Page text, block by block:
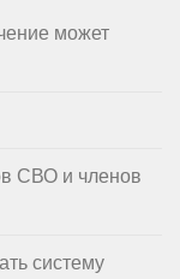
может
СВО и членов
систему